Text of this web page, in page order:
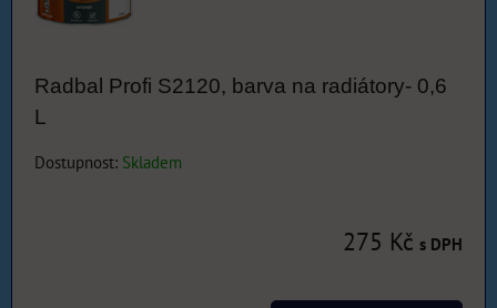
Radbal Profi S2120, barva na radiátory- 0,6
L
Dostupnost: Skladem
275 Kč s DPH